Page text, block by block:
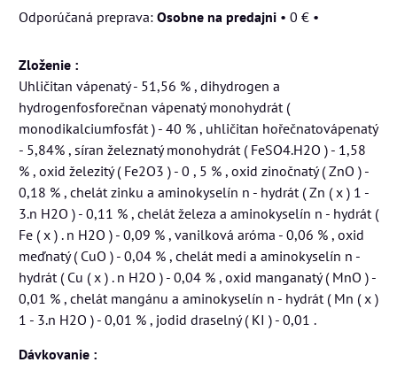
Osobne na predajni • 0 € •
Zloženie :
Uhličitan vápenatý - 51,56 % , dihydrogen a
hydrogenfosforečnan vápenatý monohydrát (
monodikalciumfosfát ) - 40 % , uhličitan hořečnatovápenatý
- 5,84% , síran železnatý monohydrát ( FeSO4.H2O ) - 1,58
% , oxid železitý ( Fe2O3 ) - 0 , 5 % , oxid zinočnatý ( ZnO ) -
0,18 % , chelát zinku a aminokyselín n - hydrát ( Zn ( x ) 1 -
3.n H2O ) - 0,11 % , chelát železa a aminokyselín n - hydrát (
Fe ( x ) . n H2O ) - 0,09 % , vanilková aróma - 0,06 % , oxid
meďnatý ( CuO ) - 0,04 % , chelát medi a aminokyselín n -
hydrát ( Cu ( x ) . n H2O ) - 0,04 % , oxid manganatý ( MnO ) -
0,01 % , chelát mangánu a aminokyselín n - hydrát ( Mn ( x )
1 - 3.n H2O ) - 0,01 % , jodid draselný ( KI ) - 0,01 .
Dávkovanie :